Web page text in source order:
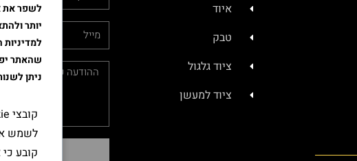
איוד
טבק
ציוד גלגול
ציוד למעשן
שליחה
לשפר את
יותר
שהאתר
ניתן
לשמש
קובע